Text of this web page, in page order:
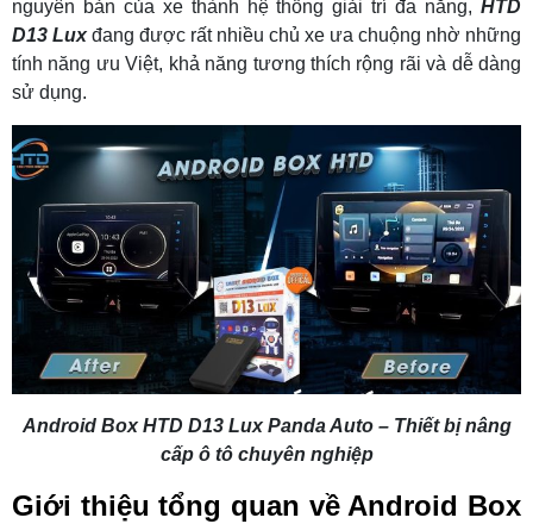
nguyên bản của xe thành hệ thống giải trí đa năng, HTD
D13 Lux đang được rất nhiều chủ xe ưa chuộng nhờ những
tính năng ưu Việt, khả năng tương thích rộng rãi và dễ dàng
sử dụng.
Android Box HTD D13 Lux Panda Auto – Thiết bị nâng
cấp ô tô chuyên nghiệp
Giới thiệu tổng quan về Android Box